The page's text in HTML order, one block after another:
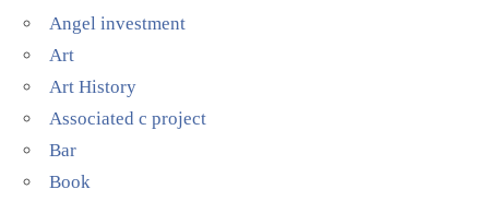
Angel investment
Art
Art History
Associated c project
Bar
Book